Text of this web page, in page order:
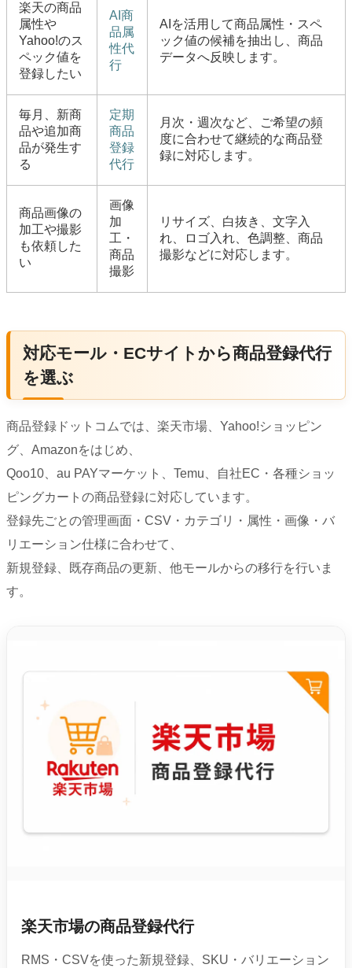
楽天の商品
属性や
Yahoo!のス
ペック値を
登録したい
AI商
品属
性代
行
AIを活用して商品属性・スペ
ック値の候補を抽出し、商品
データへ反映します。
毎月、新商
品や追加商
品が発生す
る
定期
商品
登録
代行
月次・週次など、ご希望の頻
度に合わせて継続的な商品登
録に対応します。
商品画像の
加工や撮影
も依頼した
い
画像
加
工・
商品
撮影
リサイズ、白抜き、文字入
れ、ロゴ入れ、色調整、商品
撮影などに対応します。
対応モール・ECサイトから商品登録代行
を選ぶ
商品登録ドットコムでは、楽天市場、Yahoo!ショッピン
グ、Amazonをはじめ、
Qoo10、au PAYマーケット、Temu、自社EC・各種ショッ
ピングカートの商品登録に対応しています。
登録先ごとの管理画面・CSV・カテゴリ・属性・画像・バ
リエーション仕様に合わせて、
新規登録、既存商品の更新、他モールからの移行を行いま
す。
楽天市場の商品登録代行
RMS・CSVを使った新規登録、SKU・バリエーション